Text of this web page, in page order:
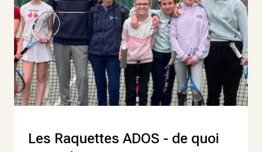
Les Raquettes ADOS - de quoi